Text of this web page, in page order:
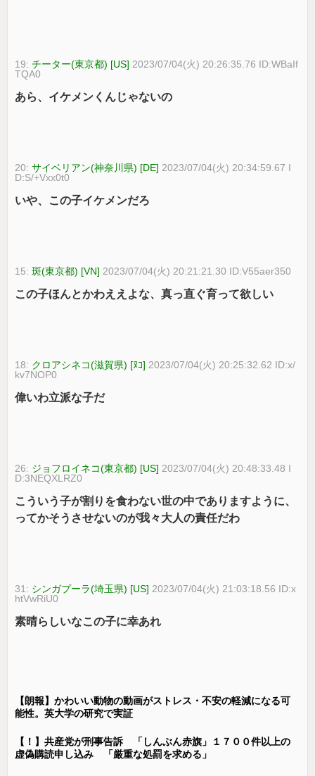
19:チーター(東京都) [US] 2023/07/04(火) 20:26:35.76 ID:WBaIf
TQA0
あら、イケメンくんじゃないの
20:サイベリアン(神奈川県) [DE] 2023/07/04(火) 20:34:59.67 I
D:S/+Vxx0t0
いや、この子イケメンだろ
15:斑(東京都) [VN] 2023/07/04(火) 20:21:21.30 ID:V55aer350
この子ほんとかわええよな、真っ直ぐ育って欲しい
18: クロアシネコ(滋賀県) [ﾇｺ] 2023/07/04(火) 20:25:32.62 ID:x/
kv7NOP0
偉いわ立派な子だ
26: ジョフロイネコ(東京都) [US] 2023/07/04(火) 20:48:33.48 I
D:3NEQXLRZ0
こういう子が割りを食わない世の中でありますように、
ってかそうさせないのが我々大人の責任だわ
31: シンガプーラ(埼玉県) [US] 2023/07/04(火) 21:03:18.56 ID:x
htVwRiU0
素晴らしいなこの子に幸あれ
【朗報】かわいい動物の動画がストレス・不安の軽減になる可
能性。英大学の研究で実証
【！】共産党が刑事告訴 「しんぶん赤旗」１７００件以上の
虚偽購読申し込み 「厳重な処罰を求める」